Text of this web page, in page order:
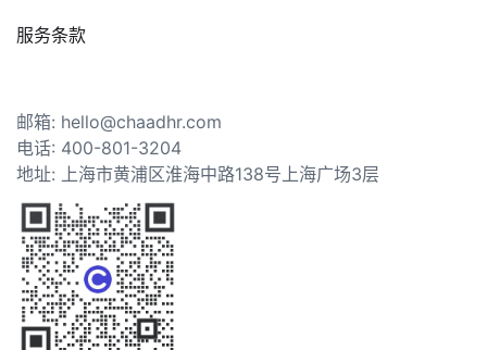
服务条款
邮箱: hello@chaadhr.com
电话: 400-801-3204
地址: 上海市黄浦区淮海中路138号上海广场3层